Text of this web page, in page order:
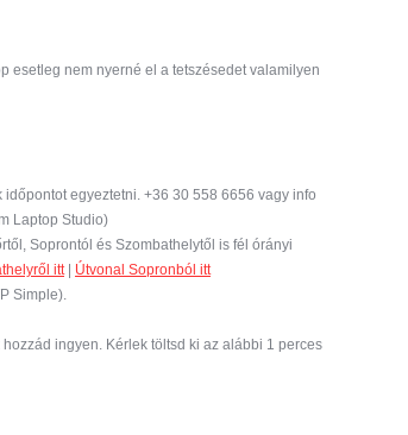
esetleg nem nyerné el a tetszésedet valamilyen
egyeztetni. +36 30 558 6656 vagy info
Laptop Studio)
Soprontól és Szombathelytől is fél órányi
itt| Útvonal Sopronból itt
Simple).
ingyen. Kérlek töltsd ki az alábbi 1 perces